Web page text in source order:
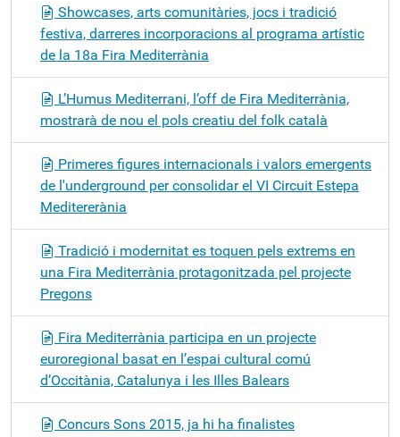
Showcases, arts comunitàries, jocs i tradició
festiva, darreres incorporacions al programa artístic
de la 18a Fira Mediterrània
L’Humus Mediterrani, l’off de Fira Mediterrània,
mostrarà de nou el pols creatiu del folk català
Primeres figures internacionals i valors emergents
de l'underground per consolidar el VI Circuit Estepa
Meditererània
Tradició i modernitat es toquen pels extrems en
una Fira Mediterrània protagonitzada pel projecte
Pregons
Fira Mediterrània participa en un projecte
euroregional basat en l’espai cultural comú
d’Occitània, Catalunya i les Illes Balears
Concurs Sons 2015, ja hi ha finalistes